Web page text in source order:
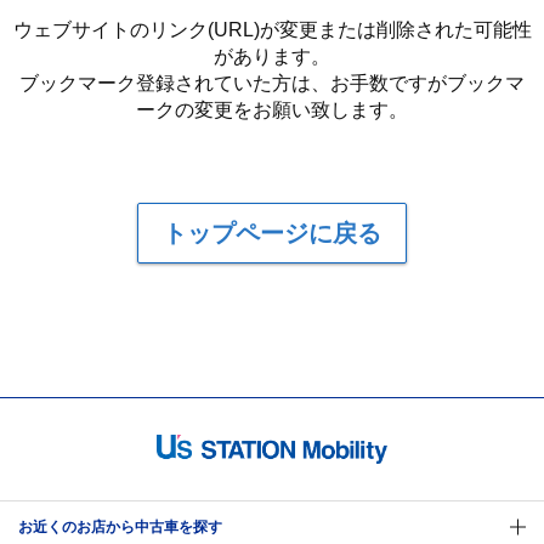
ウェブサイトのリンク(URL)が変更または削除された可能性
があります。
ブックマーク登録されていた方は、お手数ですがブックマ
ークの変更をお願い致します。
トップページに戻る
お近くのお店から中古車を探す